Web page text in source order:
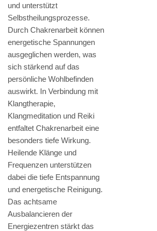
und unterstützt
Selbstheilungsprozesse.
Durch Chakrenarbeit können
energetische Spannungen
ausgeglichen werden, was
sich stärkend auf das
persönliche Wohlbefinden
auswirkt. In Verbindung mit
Klangtherapie,
Klangmeditation und Reiki
entfaltet Chakrenarbeit eine
besonders tiefe Wirkung.
Heilende Klänge und
Frequenzen unterstützen
dabei die tiefe Entspannung
und energetische Reinigung.
Das achtsame
Ausbalancieren der
Energiezentren stärkt das